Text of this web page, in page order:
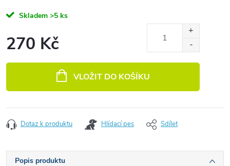
Skladem >5 ks
270 Kč
VLOŽIT DO KOŠÍKU
Dotaz k produktu Hlídací pes Sdílet
Popis produktu